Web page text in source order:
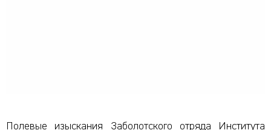
Полевые изыскания Заболотского отряда Института